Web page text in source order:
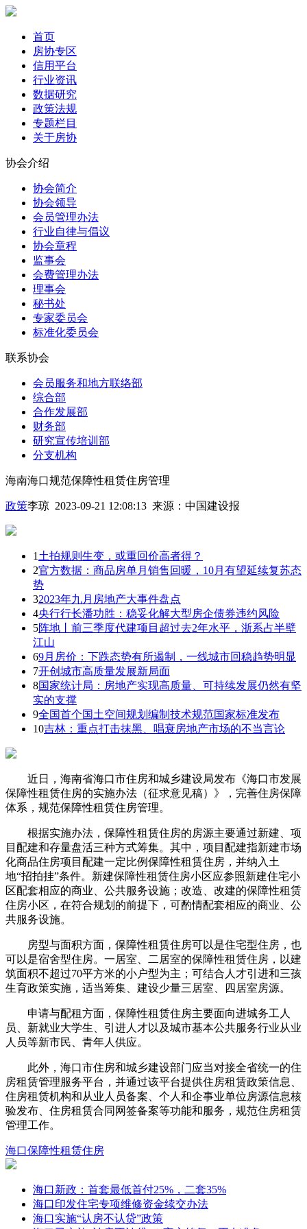
首页
房协专区
信用平台
行业资讯
数据研究
政策法规
专题栏目
关于房协
协会介绍
协会简介
协会领导
会员管理办法
行业自律与倡议
协会章程
监事会
会费管理办法
理事会
秘书处
专家委员会
标准化委员会
联系协会
会员服务和地方联络部
综合部
合作发展部
财务部
研究宣传培训部
分支机构
海南海口规范保障性租赁住房管理
政策李琼 2023-09-21 12:08:13 来源： 中国建设报
1 土拍规则生变，或重回价高者得？
2官方数据：商品房单月销售回暖，10月有望延续复苏态
势
32023年九月房地产大事件盘点
4央行行长潘功胜：稳妥化解大型房企债券违约风险
5阵地丨前三季度代建项目超过去2年水平，浙系占半壁
江山
69月房价：下跌态势有所遏制，一线城市回稳趋势明显
7开创城市高质量发展新局面
8国家统计局：房地产实现高质量、可持续发展仍然有坚
实的支撑
9全国首个国土空间规划编制技术规范国家标准发布
10吉林：重点打击抹黑、唱衰房地产市场的不当言论
近日，海南省海口市住房和城乡建设局发布《海口市发展
保障性租赁住房的实施办法（征求意见稿）》，完善住房保障
体系，规范保障性租赁住房管理。
根据实施办法，保障性租赁住房的房源主要通过新建、项
目配建和存量盘活三种方式筹集。其中，项目配建指新建市场
化商品住房项目配建一定比例保障性租赁住房，并纳入土
地“招拍挂”条件。新建保障性租赁住房小区应参照新建住宅小
区配套相应的商业、公共服务设施；改造、改建的保障性租赁
住房小区，在符合规划的前提下，可酌情配套相应的商业、公
共服务设施。
房型与面积方面，保障性租赁住房可以是住宅型住房，也
可以是宿舍型住房。一居室、二居室的保障性租赁住房，以建
筑面积不超过70平方米的小户型为主；可结合人才引进和三孩
生育政策实施，适当筹集、建设少量三居室、四居室房源。
申请与配租方面，保障性租赁住房主要面向进城务工人
员、新就业大学生、引进人才以及城市基本公共服务行业从业
人员等新市民、青年人供应。
此外，海口市住房和城乡建设部门应当对接全省统一的住
房租赁管理服务平台，并通过该平台提供住房租赁政策信息、
住房租赁机构和从业人员备案、个人和企事业单位房源信息核
验发布、住房租赁合同网签备案等功能和服务，规范住房租赁
管理工作。
海口保障性租赁住房
海口新政：首套最低首付25%，二套35%
海口印发住宅专项维修资金续交办法
海口实施“认房不认贷”政策